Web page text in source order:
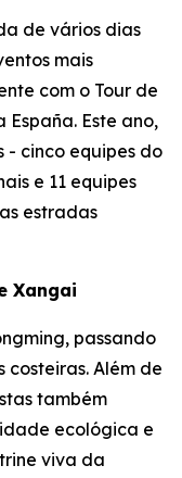
de vários dias
mais
com o Tour de
Este ano,
- cinco equipes do
e 11 equipes
estradas
Xangai
passando
costeiras. Além de
também
ecológica e
viva da